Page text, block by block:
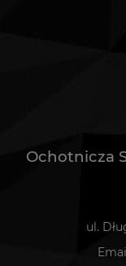
Ochotnicza
ul.